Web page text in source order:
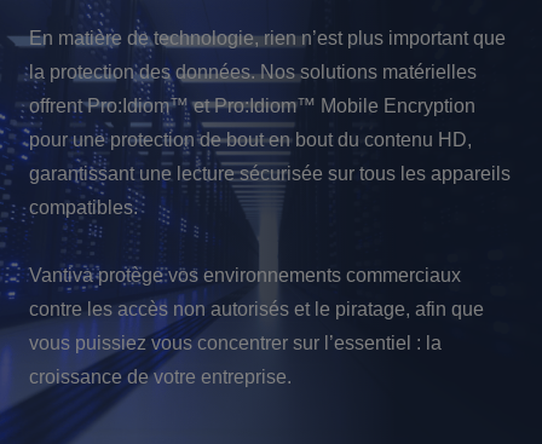
En matière de technologie, rien n’est plus important que
la protection des données. Nos solutions matérielles
offrent Pro:Idiom™ et Pro:Idiom™ Mobile Encryption
pour une protection de bout en bout du contenu HD,
garantissant une lecture sécurisée sur tous les appareils
compatibles.
Vantiva protège vos environnements commerciaux
contre les accès non autorisés et le piratage, afin que
vous puissiez vous concentrer sur l’essentiel : la
croissance de votre entreprise.